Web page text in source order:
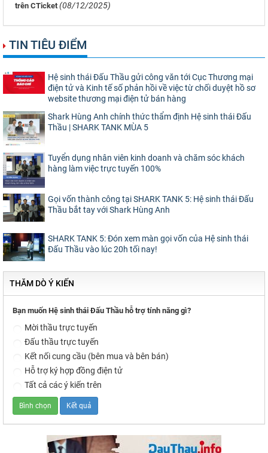
trên CTicket (08/12/2025)
TIN TIÊU ĐIỂM
Hệ sinh thái Đấu Thầu gửi công văn tới Cục Thương mại
điện tử và Kinh tế số phản hồi về việc từ chối duyệt hồ sơ
website thương mại điện tử bán hàng
Shark Hùng Anh chính thức thẩm định Hệ sinh thái Đấu
Thầu | SHARK TANK MÙA 5
Tuyển dụng nhân viên kinh doanh và chăm sóc khách
hàng làm việc trực tuyến 100%
Gọi vốn thành công tại SHARK TANK 5: Hệ sinh thái Đấu
Thầu bắt tay với Shark Hùng Anh
SHARK TANK 5: Đón xem màn gọi vốn của Hệ sinh thái
Đấu Thầu vào lúc 20h tối nay!
THĂM DÒ Ý KIẾN
Bạn muốn Hệ sinh thái Đấu Thầu hỗ trợ tính năng gì?
Mời thầu trực tuyến
Đấu thầu trực tuyến
Kết nối cung cầu (bên mua và bên bán)
Hỗ trợ ký hợp đồng điện tử
Tất cả các ý kiến trên